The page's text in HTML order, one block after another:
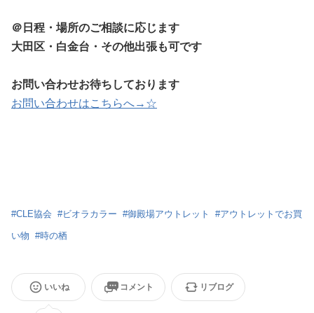
＠日程・場所のご相談に応じます
大田区・白金台・その他出張も可です
お問い合わせお待ちしております
お問い合わせはこちらへ→☆
#CLE協会 #ビオラカラー #御殿場アウトレット #アウトレットでお買
い物 #時の栖
いいね コメント リブログ